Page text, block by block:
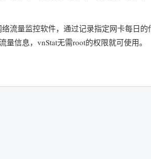
流量监控软件，通过记录指定网卡每日
信息，vnStat无需root的权限就可使用。